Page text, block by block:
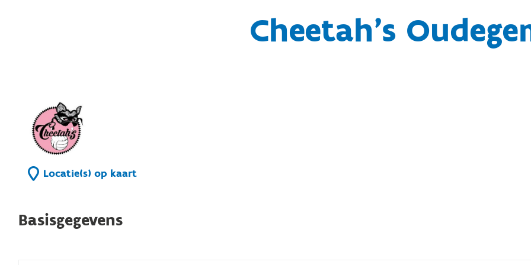
Cheetah's
Locatie(s) op kaart
Basisgegevens